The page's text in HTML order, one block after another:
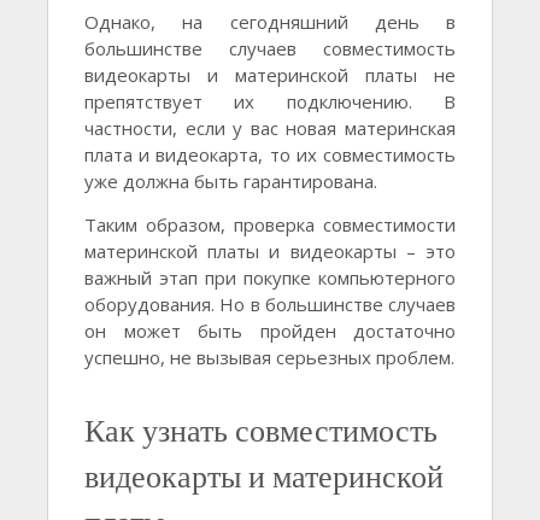
Однако, на сегодняшний день в
большинстве случаев совместимость
видеокарты и материнской платы не
препятствует их подключению. В
частности, если у вас новая материнская
плата и видеокарта, то их совместимость
уже должна быть гарантирована.
Таким образом, проверка совместимости
материнской платы и видеокарты – это
важный этап при покупке компьютерного
оборудования. Но в большинстве случаев
он может быть пройден достаточно
успешно, не вызывая серьезных проблем.
Как узнать совместимость
видеокарты и материнской